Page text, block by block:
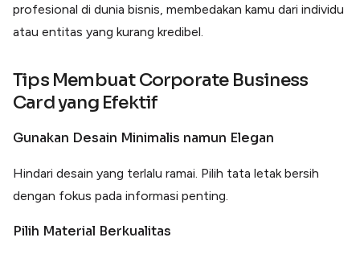
profesional di dunia bisnis, membedakan kamu dari individu
atau entitas yang kurang kredibel.
Tips Membuat Corporate Business
Card yang Efektif
Gunakan Desain Minimalis namun Elegan
Hindari desain yang terlalu ramai. Pilih tata letak bersih
dengan fokus pada informasi penting.
Pilih Material Berkualitas